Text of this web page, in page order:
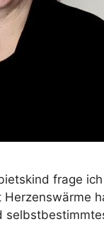
frage